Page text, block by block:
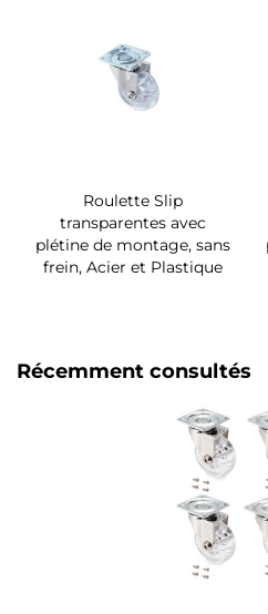
Roulette Slip
transparentes avec
plétine de montage, sans
frein, Acier et Plastique
Récemment consultés